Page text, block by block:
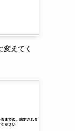
変えてく